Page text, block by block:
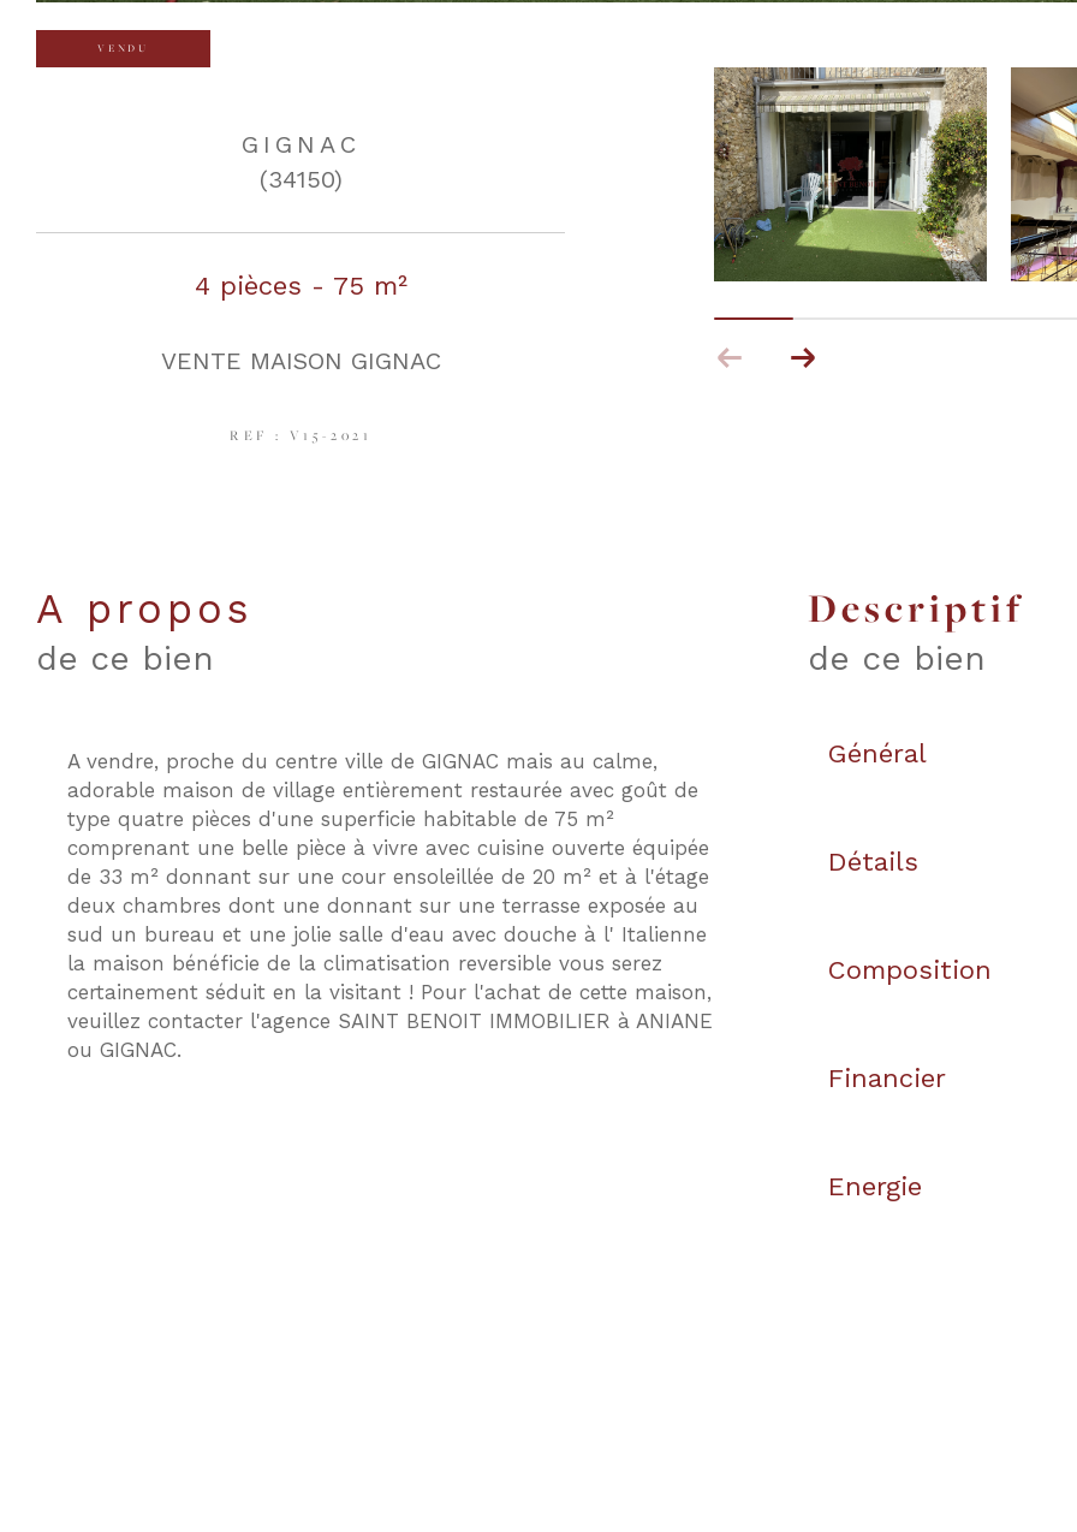
VENDU
GIGNAC
(34150)
4 pièces - 75 m²
VENTE MAISON GIGNAC
REF : V15-2021
a propos
de ce bien
A vendre, proche du centre ville de GIGNAC mais au calme,
adorable maison de village entièrement restaurée avec goût de
type quatre pièces d'une superficie habitable de 75 m²
comprenant une belle pièce à vivre avec cuisine ouverte équipée
de 33 m² donnant sur une cour ensoleillée de 20 m² et à l'étage
deux chambres dont une donnant sur une terrasse exposée au
sud un bureau et une jolie salle d'eau avec douche à l' Italienne
la maison bénéficie de la climatisation reversible vous serez
certainement séduit en la visitant ! Pour l'achat de cette maison,
veuillez contacter l'agence SAINT BENOIT IMMOBILIER à ANIANE
ou GIGNAC.
descriptif
de ce bien
Général
Détails
Composition
Financier
Energie